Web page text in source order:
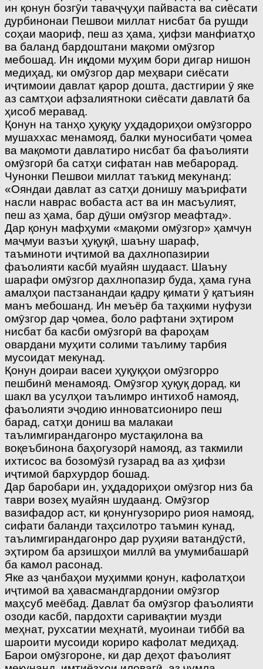
ин қонун бозгӯи таваҷҷуҳи пайваста ва сиёсати
дурбинонаи Пешвои миллат нисбат ба рушди
соҳаи маориф, пеш аз ҳама, ҳифзи манфиатҳо
ва баланд бардоштани мақоми омӯзгор
мебошад. Ин иқдоми муҳим бори дигар нишон
медиҳад, ки омӯзгор дар меҳвари сиёсати
иҷтимоии давлат қарор дошта, дастгирии ӯ яке
аз самтҳои афзалиятноки сиёсати давлатӣ ба
ҳисоб меравад.
Қонун на танҳо ҳуқуқу уҳдадориҳои омӯзгорро
мушаххас менамояд, балки муносибати ҷомеа
ва мақомоти давлатиро нисбат ба фаъолияти
омӯзгорӣ ба сатҳи сифатан нав мебарорад.
Чунонки Пешвои миллат таъкид мекунанд:
«Ояндаи давлат аз сатҳи донишу маърифати
насли наврас вобаста аст ва ин масъулият,
пеш аз ҳама, бар дӯши омӯзгор меафтад».
Дар қонун мафҳуми «мақоми омӯзгор» ҳамчун
маҷмуи вазъи ҳуқуқӣ, шаъну шараф,
таъминоти иҷтимоӣ ва дахлнопазирии
фаъолияти касбӣ муайян шудааст. Шаъну
шарафи омӯзгор дахлнопазир буда, ҳама гуна
амалҳои пастзанандаи қадру қимати ӯ қатъиян
манъ мебошанд. Ин меъёр ба таҳкими нуфузи
омӯзгор дар ҷомеа, боло рафтани эҳтиром
нисбат ба касби омӯзгорӣ ва фароҳам
овардани муҳити солими таълиму тарбия
мусоидат мекунад.
Қонун доираи васеи ҳуқуқҳои омӯзгорро
пешбинӣ менамояд. Омӯзгор ҳуқуқ дорад, ки
шакл ва усулҳои таълимро интихоб намояд,
фаъолияти эҷодию инноватсиониро пеш
барад, сатҳи дониш ва малакаи
таълимгирандагонро мустақилона ва
воқеъбинона баҳогузорӣ намояд, аз такмили
ихтисос ва бозомӯзӣ гузарад ва аз ҳифзи
иҷтимоӣ бархурдор бошад.
Дар баробари ин, уҳдадориҳои омӯзгор низ ба
таври возеҳ муайян шудаанд. Омӯзгор
вазифадор аст, ки қонунгузориро риоя намояд,
сифати баланди таҳсилотро таъмин кунад,
таълимгирандагонро дар руҳияи ватандӯстӣ,
эҳтиром ба арзишҳои миллӣ ва умумибашарӣ
ба камол расонад.
Яке аз ҷанбаҳои муҳимми қонун, кафолатҳои
иҷтимоӣ ва ҳавасмандгардонии омӯзгор
маҳсуб меёбад. Давлат ба омӯзгор фаъолияти
озоди касбӣ, пардохти саривақтии музди
меҳнат, рухсатии меҳнатӣ, муоинаи тиббӣ ва
шароити мусоиди кориро кафолат медиҳад.
Барои омӯзгороне, ки дар деҳот фаъолият